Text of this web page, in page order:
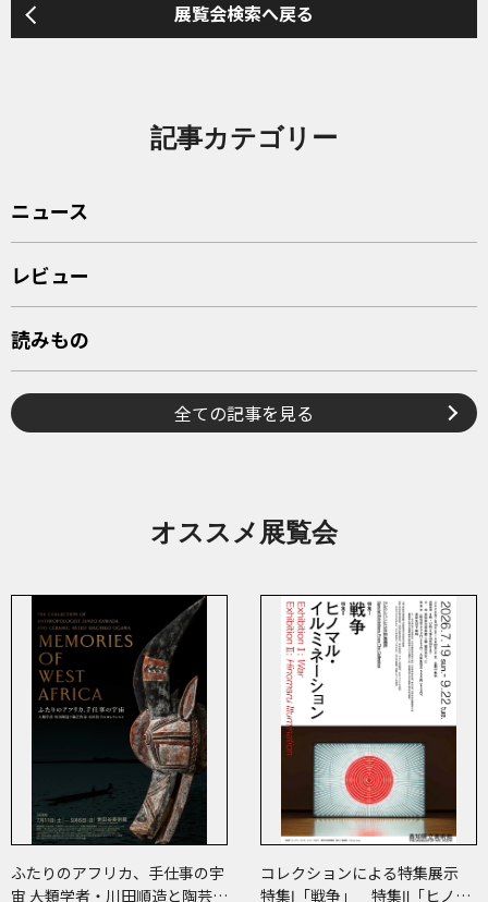
展覧会検索へ戻る
記事カテゴリー
ニュース
レビュー
読みもの
全ての記事を見る
オススメ展覧会
ふたりのアフリカ、手仕事の宇
宙 ――人類学者・川田順造と陶芸作
コレクションによる特集展示
特集Ⅰ「戦争」 特集Ⅱ「ヒノマ